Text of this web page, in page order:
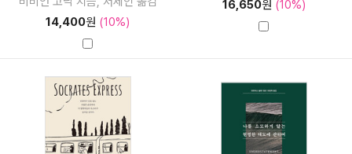
14,400원 (10%)
16,650원 (10%)